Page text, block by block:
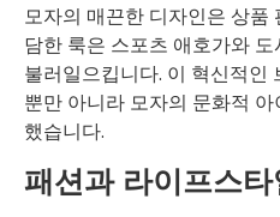
모자의 매끈한 디자인은 상품
담한 룩은 스포츠 애호가와
불러일으킵니다. 이 혁신적인
뿐만 아니라 모자의 문화적
했습니다.
패션과 라이프스